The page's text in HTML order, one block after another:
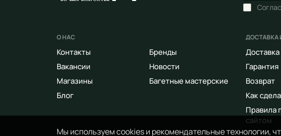
Мы используем cookies и рекомендательные технологии,
О НАС
Контакты
Вакансии
Магазины
Блог
Бренды
Новости
Багетные мастерские
ДОСТАВКА
Доставка
Гарантия
Возврат
Как
Правила
сайтом